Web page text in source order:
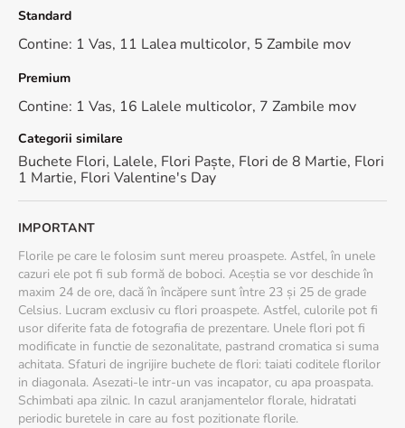
Standard
Contine: 1 Vas, 11 Lalea multicolor, 5 Zambile mov
Premium
Contine: 1 Vas, 16 Lalele multicolor, 7 Zambile mov
Categorii similare
Buchete Flori, Lalele, Flori Paște, Flori de 8 Martie, Flori
1 Martie, Flori Valentine's Day
IMPORTANT
Florile pe care le folosim sunt mereu proaspete. Astfel, în unele
cazuri ele pot fi sub formă de boboci. Aceștia se vor deschide în
maxim 24 de ore, dacă în încăpere sunt între 23 și 25 de grade
Celsius. Lucram exclusiv cu flori proaspete. Astfel, culorile pot fi
usor diferite fata de fotografia de prezentare. Unele flori pot fi
modificate in functie de sezonalitate, pastrand cromatica si suma
achitata. Sfaturi de ingrijire buchete de flori: taiati coditele florilor
in diagonala. Asezati-le intr-un vas incapator, cu apa proaspata.
Schimbati apa zilnic. In cazul aranjamentelor florale, hidratati
periodic buretele in care au fost pozitionate florile.